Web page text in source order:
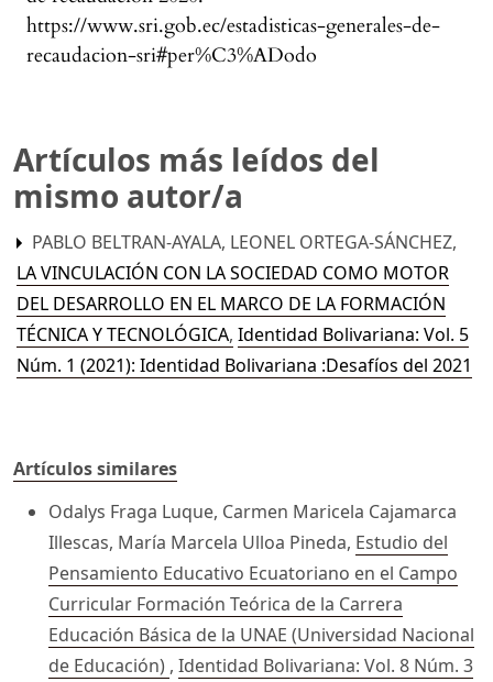
https://www.sri.gob.ec/estadisticas-generales-de-
recaudacion-sri#per%C3%ADodo
Artículos más leídos del
mismo autor/a
PABLO BELTRAN-AYALA, LEONEL ORTEGA-SÁNCHEZ,
LA VINCULACIÓN CON LA SOCIEDAD COMO MOTOR
DEL DESARROLLO EN EL MARCO DE LA FORMACIÓN
TÉCNICA Y TECNOLÓGICA, Identidad Bolivariana: Vol. 5
Núm. 1 (2021): Identidad Bolivariana :Desafíos del 2021
Artículos similares
Odalys Fraga Luque, Carmen Maricela Cajamarca
Illescas, María Marcela Ulloa Pineda, Estudio del
Pensamiento Educativo Ecuatoriano en el Campo
Curricular Formación Teórica de la Carrera
Educación Básica de la UNAE (Universidad Nacional
de Educación) , Identidad Bolivariana: Vol. 8 Núm. 3